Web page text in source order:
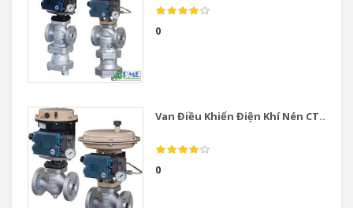
0
Van Điều Khiển Điện Khí Nén CT...
0